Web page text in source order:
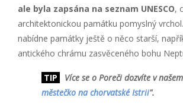
ale byla zapsána na seznam UNESCO,
architektonickou památku pomyslný
nabídne památky ještě o něco starší,
antického chrámu zasvěceného bohu
TIP Více se o Poreči dozvíte v
městečko na chorvatské Istrii".